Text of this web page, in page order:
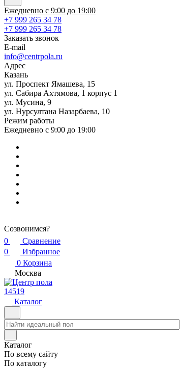
Ежедневно с 9:00 до 19:00
+7 999 265 34 78
+7 999 265 34 78
Заказать звонок
E-mail
info@centrpola.ru
Адрес
Казань
ул. Проспект Ямашева, 15
ул. Сабира Ахтямова, 1 корпус 1
ул. Мусина, 9
ул. Нурсултана Назарбаева, 10
Режим работы
Ежедневно с 9:00 до 19:00
Созвонимся?
0
Сравнение
0
Избранное
0 Корзина
Москва
14519
Каталог
Каталог
По всему сайту
По каталогу